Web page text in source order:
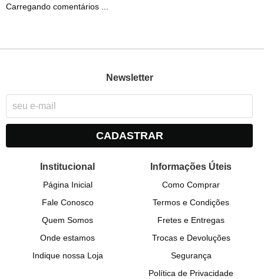
Carregando comentários ...
Newsletter
CADASTRAR
Institucional
Página Inicial
Fale Conosco
Quem Somos
Onde estamos
Indique nossa Loja
Informações Úteis
Como Comprar
Termos e Condições
Fretes e Entregas
Trocas e Devoluções
Segurança
Política de Privacidade